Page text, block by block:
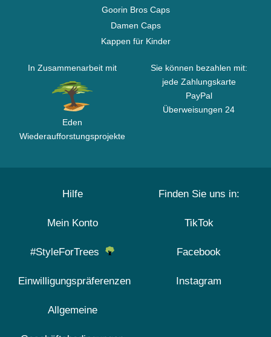
Goorin Bros Caps
Damen Caps
Kappen für Kinder
In Zusammenarbeit mit
Eden
Wiederaufforstungsprojekte
Sie können bezahlen mit:
jede Zahlungskarte
PayPal
Überweisungen 24
Hilfe
Mein Konto
#StyleForTrees
Einwilligungspräferenzen
Allgemeine
Finden Sie uns in:
TikTok
Facebook
Instagram